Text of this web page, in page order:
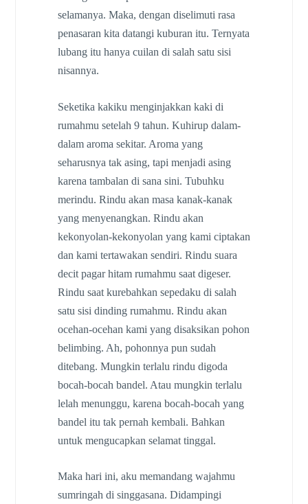
selamanya. Maka, dengan diselimuti rasa
penasaran kita datangi kuburan itu. Ternyata
lubang itu hanya cuilan di salah satu sisi
nisannya.
Seketika kakiku menginjakkan kaki di
rumahmu setelah 9 tahun. Kuhirup dalam-
dalam aroma sekitar. Aroma yang
seharusnya tak asing, tapi menjadi asing
karena tambalan di sana sini. Tubuhku
merindu. Rindu akan masa kanak-kanak
yang menyenangkan. Rindu akan
kekonyolan-kekonyolan yang kami ciptakan
dan kami tertawakan sendiri. Rindu suara
decit pagar hitam rumahmu saat digeser.
Rindu saat kurebahkan sepedaku di salah
satu sisi dinding rumahmu. Rindu akan
ocehan-ocehan kami yang disaksikan pohon
belimbing. Ah, pohonnya pun sudah
ditebang. Mungkin terlalu rindu digoda
bocah-bocah bandel. Atau mungkin terlalu
lelah menunggu, karena bocah-bocah yang
bandel itu tak pernah kembali. Bahkan
untuk mengucapkan selamat tinggal.
Maka hari ini, aku memandang wajahmu
sumringah di singgasana. Didampingi